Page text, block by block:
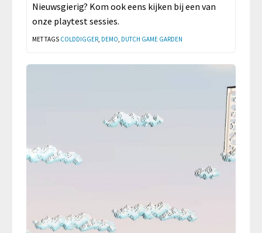
Nieuwsgierig? Kom ook eens kijken bij een van
onze playtest sessies.
MET TAGS COLDDIGGER, DEMO, DUTCH GAME GARDEN